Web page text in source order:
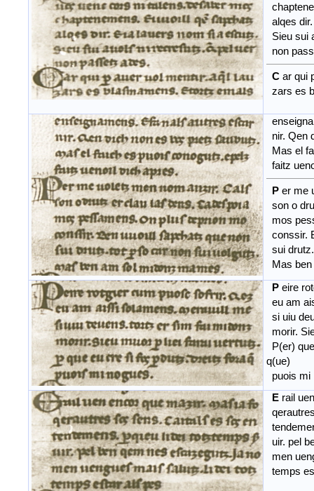
alqes
Sieu sui
non
C ar qui
zars es
nir. Qen
Mas el
faitz
P er me
son o
mos
conssir.
sui
Mas
P eire
eu am
si uiu
morir.
P(er)
q(ue)
puois mi
E rail
uir. pel
men
temps